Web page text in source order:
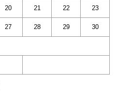
20 21 22 23
27 28 29 30